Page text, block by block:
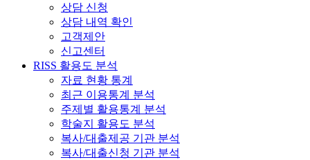
상담 신청
상담 내역 확인
고객제안
신고센터
RISS 활용도 분석
자료 현황 통계
최근 이용통계 분석
주제별 활용통계 분석
학술지 활용도 분석
복사/대출제공 기관 분석
복사/대출신청 기관 분석